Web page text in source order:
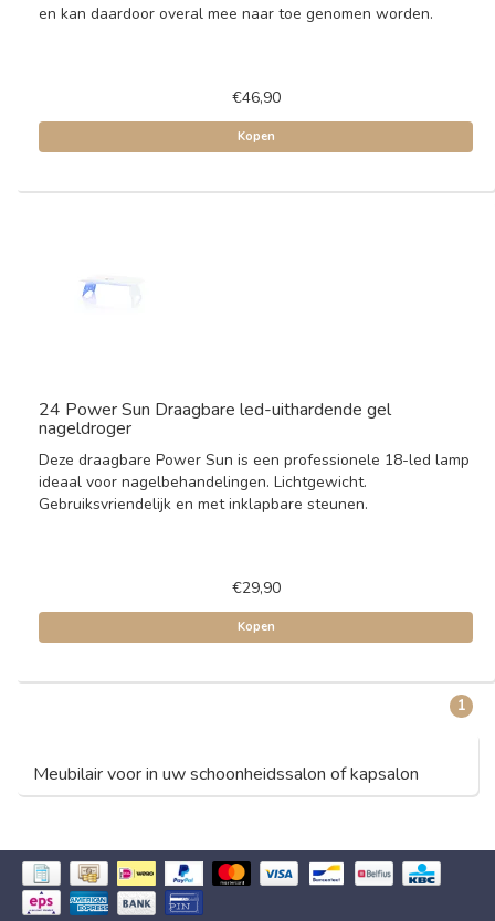
en kan daardoor overal mee naar toe genomen worden.
€46,90
Kopen
24 Power Sun Draagbare led-uithardende gel
nageldroger
Deze draagbare Power Sun is een professionele 18-led lamp
ideaal voor nagelbehandelingen. Lichtgewicht.
Gebruiksvriendelijk en met inklapbare steunen.
€29,90
Kopen
1
Meubilair voor in uw schoonheidssalon of kapsalon